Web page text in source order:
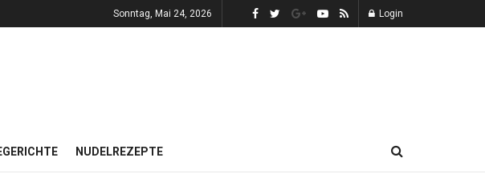
Sonntag, Mai 24, 2026 Login
NUDELREZEPTE